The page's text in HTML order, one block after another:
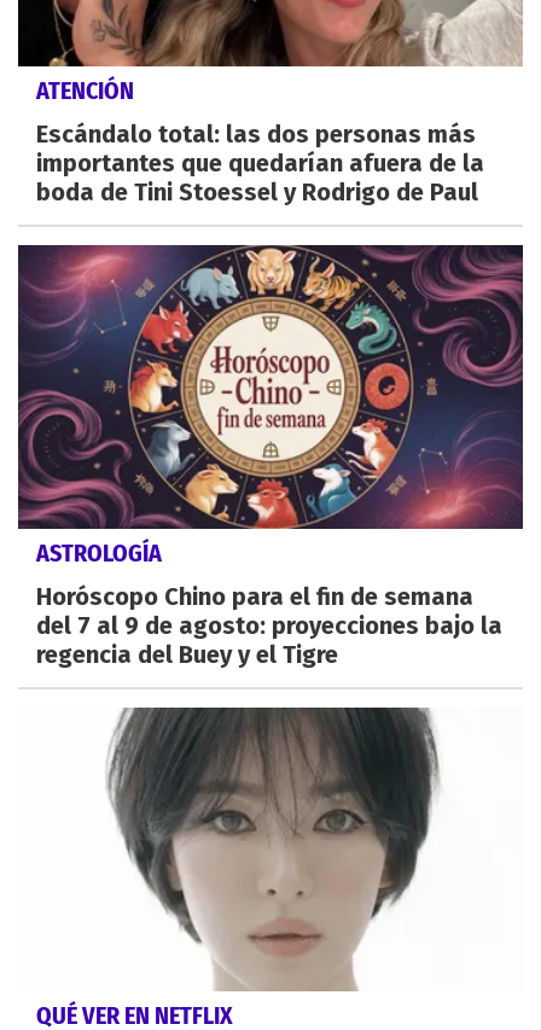
ATENCIÓN
Escándalo total: las dos personas más
importantes que quedarían afuera de la
boda de Tini Stoessel y Rodrigo de Paul
ASTROLOGÍA
Horóscopo Chino para el fin de semana
del 7 al 9 de agosto: proyecciones bajo la
regencia del Buey y el Tigre
QUÉ VER EN NETFLIX